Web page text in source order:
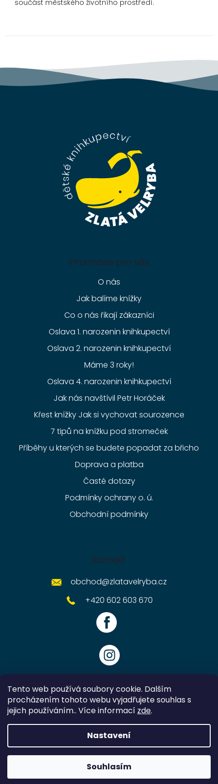
Tento web používá soubory cookie. Dalším
procházením tohoto webu vyjadřujete souhlas s
jejich používáním.. Více informací zde.
Nastavení
Souhlasím
součást městského životního prostředí.
Informace pro vás
O nás
Jak balíme knížky
Co o nás říkají zákazníci
Oslava 1. narozenin knihkupectví
Oslava 2. narozenin knihkupectví
Máme 3 roky!
Oslava 4. narozenin knihkupectví
Jak nás navštívil Petr Horáček
Křest knížky Jak si vychovat sourozence
7 tipů na knížku pod stromeček
Příběhy u kterých se budete popadat za břicho
Doprava a platba
Časté dotazy
Podmínky ochrany o. ú.
Obchodní podmínky
Kontakt
obchod@zlatavelryba.cz
+420 602 603 670
Vytvořil Shoptet
Zlatavelryba.cz. Všechna práva vyhrazena.